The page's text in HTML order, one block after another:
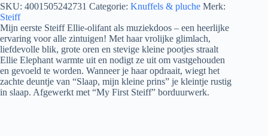
cm
knuffel
aantal
SKU: 4001505242731 Categorie: Knuffels & pluche Merk:
Steiff
Mijn eerste Steiff Ellie-olifant als muziekdoos – een heerlijke
ervaring voor alle zintuigen! Met haar vrolijke glimlach,
liefdevolle blik, grote oren en stevige kleine pootjes straalt
Ellie Elephant warmte uit en nodigt ze uit om vastgehouden
en gevoeld te worden. Wanneer je haar opdraait, wiegt het
zachte deuntje van “Slaap, mijn kleine prins” je kleintje rustig
in slaap. Afgewerkt met “My First Steiff” borduurwerk.